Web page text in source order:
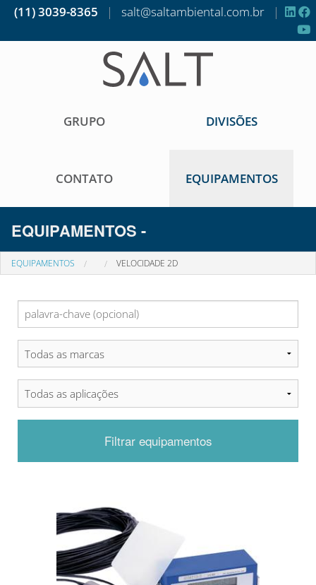
(11) 3039-8365 | salt@saltambiental.com.br |
GRUPO DIVISÕES
CONTATO EQUIPAMENTOS
EQUIPAMENTOS -
EQUIPAMENTOS VELOCIDADE 2D
Filtrar equipamentos